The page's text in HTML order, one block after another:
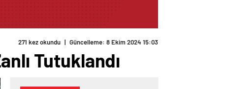
Tutuklandı